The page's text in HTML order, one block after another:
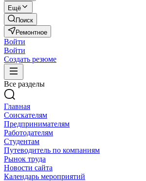
Ещё
Поиск
Ремонтное
Войти
Войти
Создать резюме
Все разделы
Главная
Соискателям
Предпринимателям
Работодателям
Студентам
Путеводитель по компаниям
Рынок труда
Новости сайта
Календарь мероприятий